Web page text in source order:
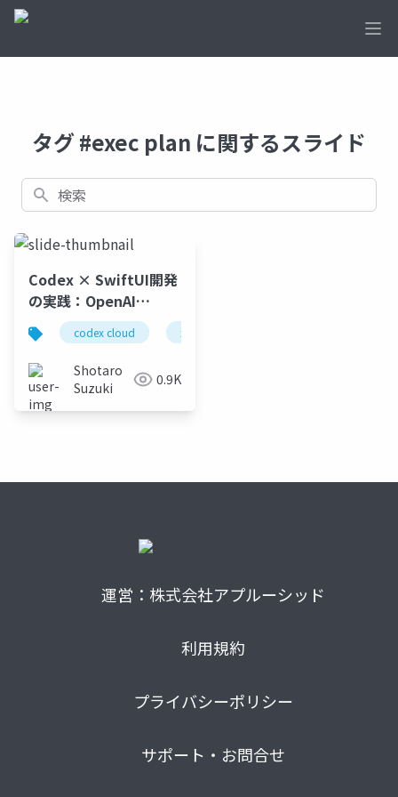
タグ #exec plan に関するスライド
検索
Codex × SwiftUI開発
の実践：OpenAI
Codex チームに学ぶ UI
改良ワークフロー
codex cloud xcode
Shotaro
Suzuki
0.9K
運営：株式会社アプルーシッド
利用規約
プライバシーポリシー
サポート・お問合せ